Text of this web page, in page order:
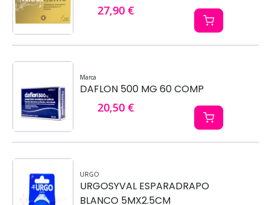
27,90 €
Marca
DAFLON 500 MG 60 COMP
20,50 €
URGO
URGOSYVAL ESPARADRAPO
BLANCO 5MX2.5CM